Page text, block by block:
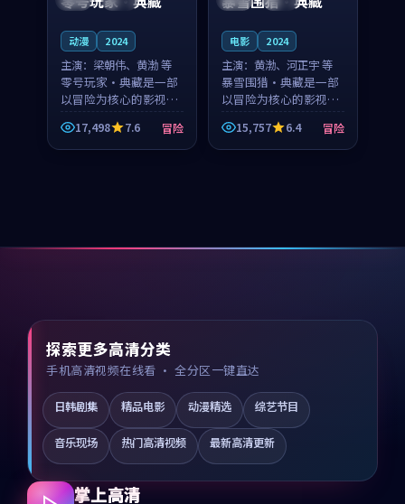
动漫 2024
主演： 梁朝伟、黄渤 等
零号玩家·典藏是一部
以冒险为核心的影视作
品，围绕危机、反转与
人物成长展开，整体节
奏紧凑，值得推荐观
17,498 7.6 冒险
电影 2024
主演： 黄渤、河正宇 等
暴雪围猎·典藏是一部
以冒险为核心的影视作
品，围绕危机、反转与
人物成长展开，整体节
奏紧凑，值得推荐观
15,757 6.4 冒险
探索更多高清分类
手机高清视频在线看 · 全分区一键直达
日韩剧集 精品电影 动漫精选 综艺节目
音乐现场 热门高清视频 最新高清更新
掌上高清